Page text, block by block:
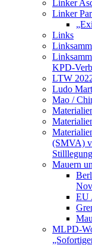
Linker
Linker
Links
KPD-
LTW
Ludo
Mao /
(SMVA)
Stilllegung
Mauern
EU
MLPD-